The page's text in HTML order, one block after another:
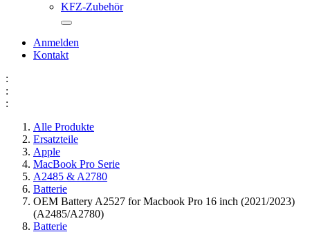
KFZ-Zubehör
Anmelden
Kontakt
:
:
:
Alle Produkte
Ersatzteile
Apple
MacBook Pro Serie
A2485 & A2780
Batterie
OEM Battery A2527 for Macbook Pro 16 inch (2021/2023)
(A2485/A2780)
Batterie